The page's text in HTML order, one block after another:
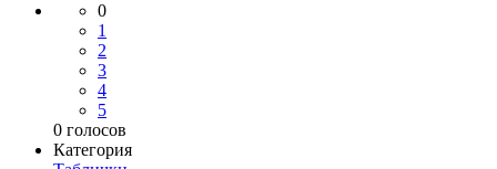
0
1
2
3
4
5
0 голосов
Категория